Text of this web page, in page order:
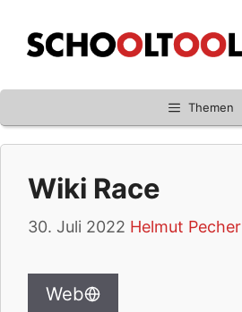
Inhalt
springen
Themen
Wiki Race
30. Juli 2022 Helmut Pecher
Web